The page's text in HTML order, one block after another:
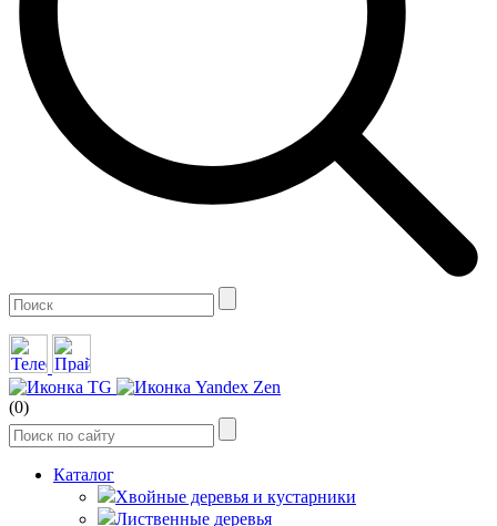
(0)
Каталог
Хвойные деревья и кустарники
Лиственные деревья